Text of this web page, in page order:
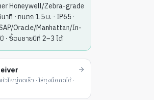
Honeywell/Zebra-grade
ที · ทนตก 1.5 ม. · IP65 ·
Oracle/Manhattan/In-
· ซื้อขยายปีที่ 2–3 ได้
ใหญ่กดเร็ว · ใส่ถุงมือกดได้ ·